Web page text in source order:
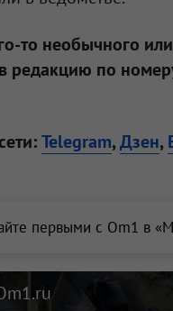
то необычного
редакцию по
Telegram,Дзен,
первыми с Om1 в